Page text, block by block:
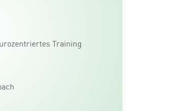
Training